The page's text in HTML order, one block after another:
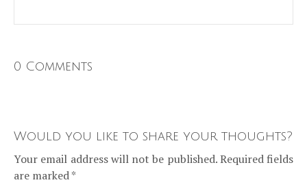
0 Comments
Would you like to share your thoughts?
Your email address will not be published. Required fields
are marked *